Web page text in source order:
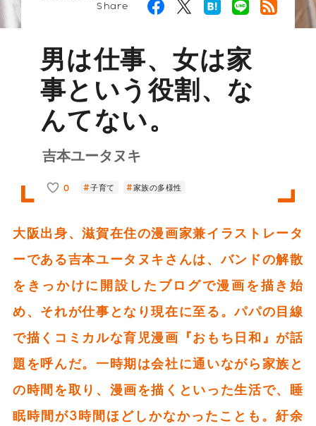
Share
男は仕事、女は家
事という役割、な
んてない。
吉本ユータヌキ
0 子育て 家族の多様性
大阪出身、滋賀在住の漫画家兼イラストレータ
ーである吉本ユータヌキさんは、バンドの解散
をきっかけに開設したブログで漫画を描き始
め、それが仕事となり現在に至る。パパの目線
で描くコミカルな育児漫画『おもち日和』が話
題を呼んだ。一時期は会社に通いながら家族と
の時間を取り、漫画を描くといった生活で、睡
眠時間が3時間ほどしかなかったことも。紆余